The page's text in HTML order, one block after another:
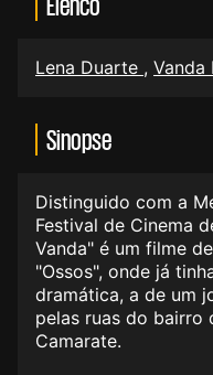
Lena Duarte , Vanda
Sinopse
Distinguido com a
Festival de Cinema
Vanda" é um filme
"Ossos", onde já
dramática, a de um
pelas ruas do bairro
Camarate.